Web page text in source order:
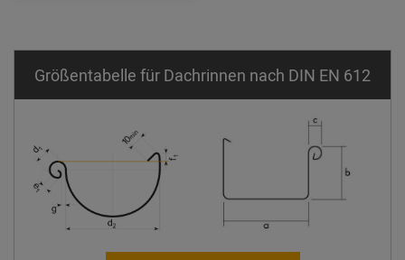
Größentabelle für Dachrinnen nach DIN EN 612